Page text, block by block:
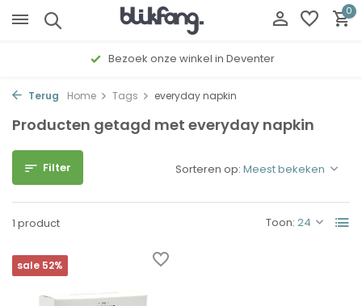
0
Bezoek onze winkel in Deventer
Terug Home Tags everyday napkin
Producten getagd met everyday napkin
Filter
1 product Toon:
Sorteren op:
sale 52%